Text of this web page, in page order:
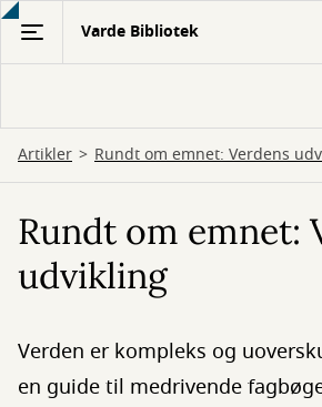
Gå
hovedindhold
Varde Bibliotek
Artikler Rundt om emnet: Verdens
Rundt om emnet:
udvikling
Verden er kompleks og
en guide til medrivende